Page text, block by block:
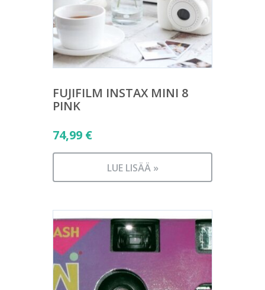
FUJIFILM INSTAX MINI 8
PINK
74,99 €
LUE LISÄÄ »